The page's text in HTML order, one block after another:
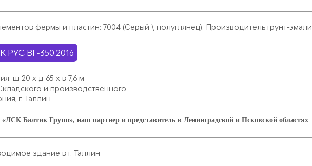
фермы и пластин: 7004 (Серый \ полуглянец). Производитель грунт-
РУС ВГ-350.2016
ш 20 х д 65 х в 7,6 м
и производственного
г. Таллин
Балтик Групп», наш партнер и представитель в Ленинградской и Псковской областях